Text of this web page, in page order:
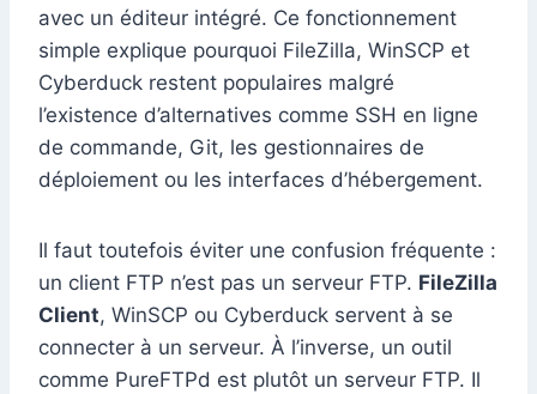
avec un éditeur intégré. Ce fonctionnement
simple explique pourquoi FileZilla, WinSCP et
Cyberduck restent populaires malgré
l’existence d’alternatives comme SSH en ligne
de commande, Git, les gestionnaires de
déploiement ou les interfaces d’hébergement.
Il faut toutefois éviter une confusion fréquente :
un client FTP n’est pas un serveur FTP. FileZilla
Client, WinSCP ou Cyberduck servent à se
connecter à un serveur. À l’inverse, un outil
comme PureFTPd est plutôt un serveur FTP. Il